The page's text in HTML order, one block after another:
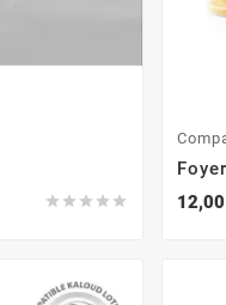
    